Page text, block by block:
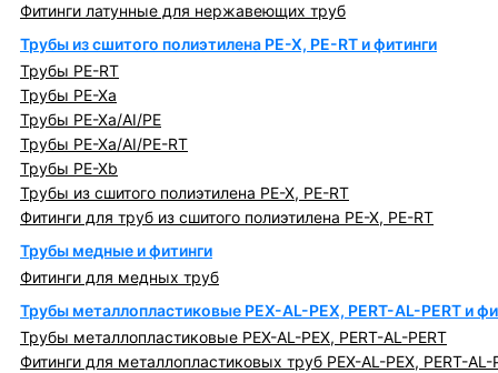
Фитинги латунные для нержавеющих труб
Трубы из сшитого полиэтилена PE-X, PE-RT и фитинги
Трубы PE-RT
Трубы PE-Xa
Трубы PE-Xa/AI/PE
Трубы PE-Xa/AI/PE-RT
Трубы PE-Xb
Трубы из сшитого полиэтилена PE-X, PE-RT
Фитинги для труб из сшитого полиэтилена PE-X, PE-RT
Трубы медные и фитинги
Фитинги для медных труб
Трубы металлопластиковые PEX-AL-PEX, PERT-AL-PERT и
Трубы металлопластиковые PEX-AL-PEX, PERT-AL-PERT
Фитинги для металлопластиковых труб PEX-AL-PEX, PERT-AL-